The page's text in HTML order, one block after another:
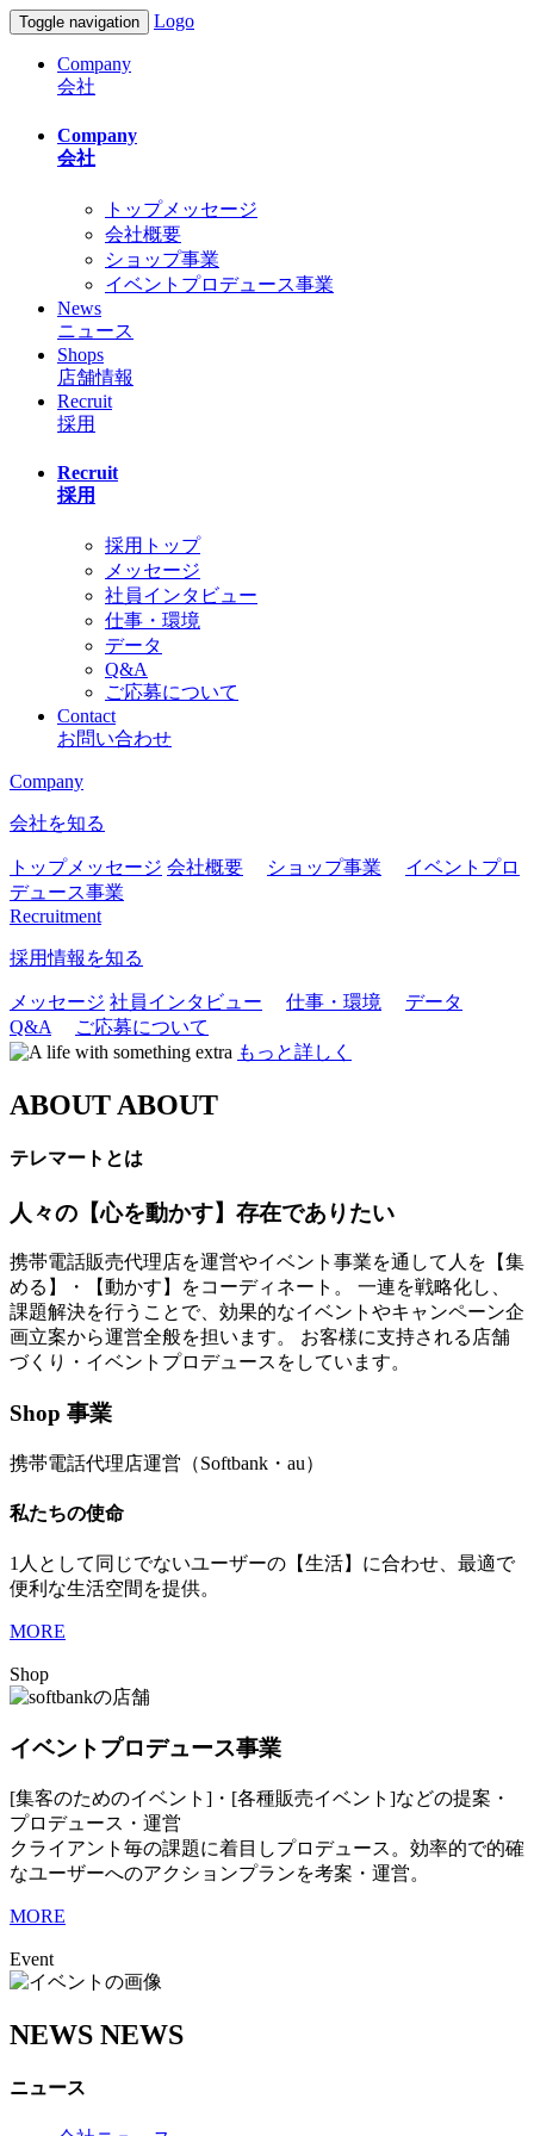
Toggle navigation Logo
Company
会社
Company
会社
トップメッセージ
会社概要
ショップ事業
イベントプロデュース事業
News
ニュース
Shops
店舗情報
Recruit
採用
Recruit
採用
採用トップ
メッセージ
社員インタビュー
仕事・環境
データ
Q&A
ご応募について
Contact
お問い合わせ
Company
会社を知る
トップメッセージ 会社概要 ショップ事業
イベントプロ
デュース事業
Recruitment
採用情報を知る
メッセージ 社員インタビュー 仕事・環境
データ
Q&A
ご応募について
もっと詳しく
ABOUT ABOUT
テレマートとは
人々の【心を動かす】存在でありたい
携帯電話販売代理店を運営やイベント事業を通して人を【集
める】・【動かす】をコーディネート。 一連を戦略化し、
課題解決を行うことで、効果的なイベントやキャンペーン企
画立案から運営全般を担います。 お客様に支持される店舗
づくり・イベントプロデュースをしています。
Shop 事業
携帯電話代理店運営（Softbank・au）
私たちの使命
1人として同じでないユーザーの【生活】に合わせ、最適で
便利な生活空間を提供。
MORE
Shop
イベントプロデュース事業
[集客のためのイベント]・[各種販売イベント]などの提案・
プロデュース・運営
クライアント毎の課題に着目しプロデュース。効率的で的確
なユーザーへのアクションプランを考案・運営。
MORE
Event
NEWS NEWS
ニュース